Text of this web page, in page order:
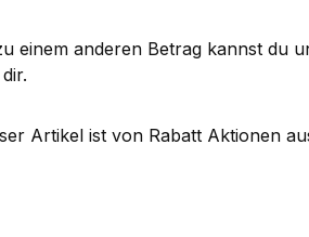
einem anderen Betrag kannst du
Artikel ist von Rabatt Aktionen